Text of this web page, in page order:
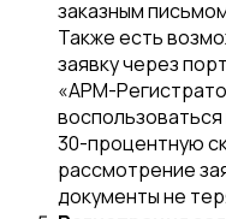
заказным
Также есть
заявку через
«APM-
воспользоваться
30-процентную
рассмотрение
документы не